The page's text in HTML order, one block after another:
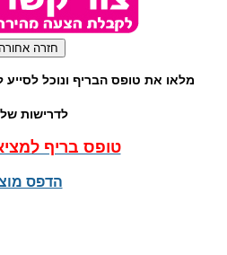
מלאו את טופס הבריף ונוכל
לדרישות
טופס בריף
הדפס